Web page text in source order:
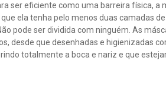
ser eficiente como uma barreira física, a
ela tenha pelo menos duas camadas
pode ser dividida com ninguém. As
desde que desenhadas e higienizadas
totalmente a boca e nariz e que